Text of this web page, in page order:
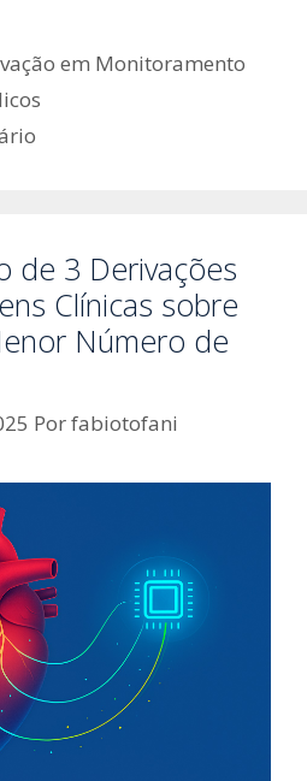
em Monitoramento
de 3 Derivações
Clínicas sobre
Número de
Porfabiotofani